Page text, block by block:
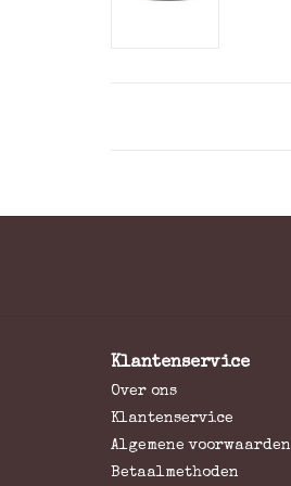
Klantenservice
Over ons
Klantenservice
Algemene voorwaarden
Betaalmethoden